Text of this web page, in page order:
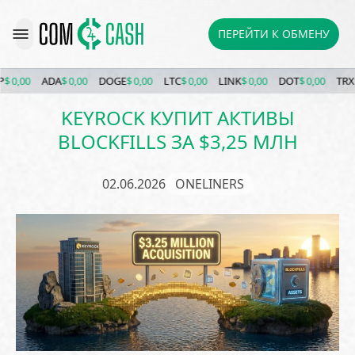
ПЕРЕЙТИ К ОБМЕНУ
ADA$ 0,00 DOGE$ 0,00 LTC$ 0,00 LINK$ 0,00 DOT$ 0,00 TRX$
KEYROCK КУПИТ АКТИВЫ
BLOCKFILLS ЗА $3,25 МЛН
02.06.2026 ONELINERS